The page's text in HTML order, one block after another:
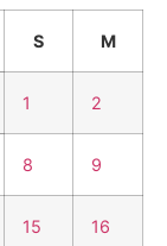
S M
1 2
8 9
15 16